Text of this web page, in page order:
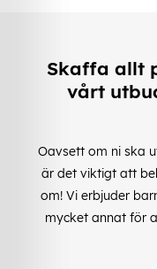
Skaffa allt
vårt
Oavsett om ni ska
är det viktigt att
om! Vi erbjuder
mycket annat för